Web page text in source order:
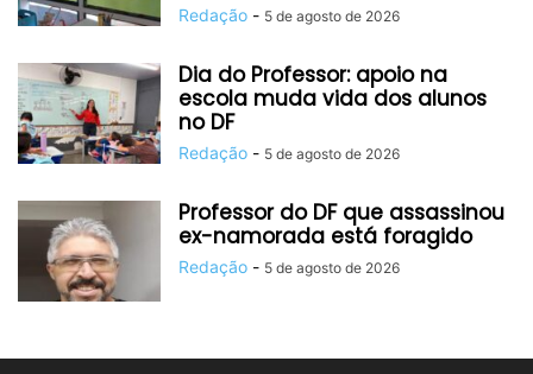
Redação - 5 de agosto de 2026
Dia do Professor: apoio na
escola muda vida dos alunos
no DF
Redação - 5 de agosto de 2026
Professor do DF que assassinou
ex-namorada está foragido
Redação - 5 de agosto de 2026